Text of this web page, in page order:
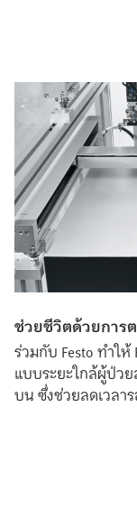
ช่วยชีวิตด้วยการ
ร่วมกับ Festo ทำใ
แบบระยะใกล้ผู้ป่ว
บน ซึ่งช่วยลดเวลา